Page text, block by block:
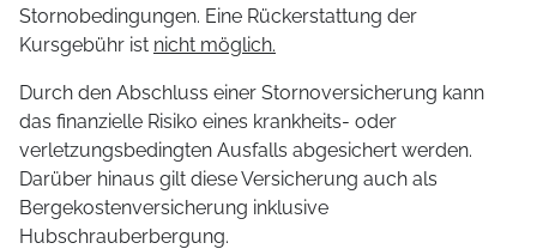
Stornobedingungen. Eine Rückerstattung der
Kursgebühr ist nicht möglich.
Durch den Abschluss einer Stornoversicherung kann
das finanzielle Risiko eines krankheits- oder
verletzungsbedingten Ausfalls abgesichert werden.
Darüber hinaus gilt diese Versicherung auch als
Bergekostenversicherung inklusive
Hubschrauberbergung.